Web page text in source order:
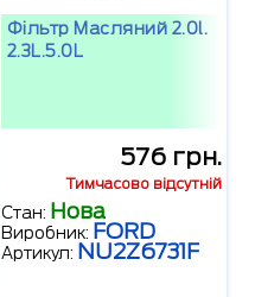
Фільтр Масляний 2.0l.
2.3L.5.0L
576 грн.
Тимчасово відсутній
Стан: Нова
Виробник: FORD
Артикул: NU2Z6731F